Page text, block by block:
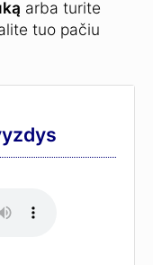
arba turite
tuo pačiu